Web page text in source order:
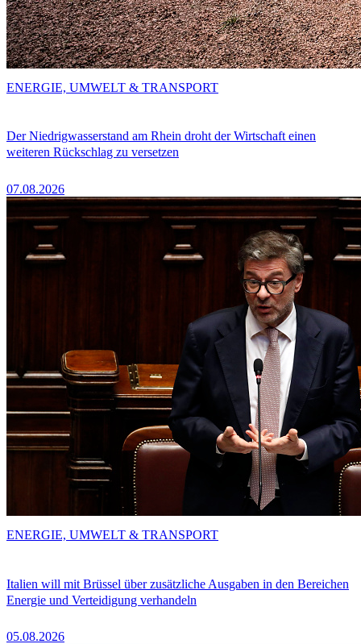
Der Niedrigwasserstand am Rhein droht der Wirtschaft einen
weiteren Rückschlag zu versetzen
07.08.2026
ENERGIE, UMWELT & TRANSPORT
Italien will mit Brüssel über zusätzliche Ausgaben in den Bereichen
Energie und Verteidigung verhandeln
05.08.2026
ENERGIE, UMWELT & TRANSPORT